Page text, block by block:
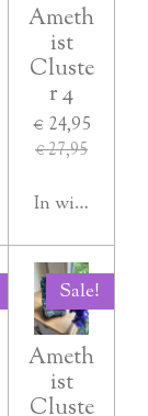
Ameth
ist
Cluste
r 4
€ 24,95
€ 27,95
In
Sale!
Ameth
ist
Cluste